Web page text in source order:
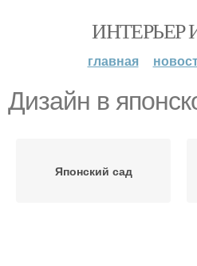
ИНТЕРЬЕР
главная
Дизайн в
Японский сад